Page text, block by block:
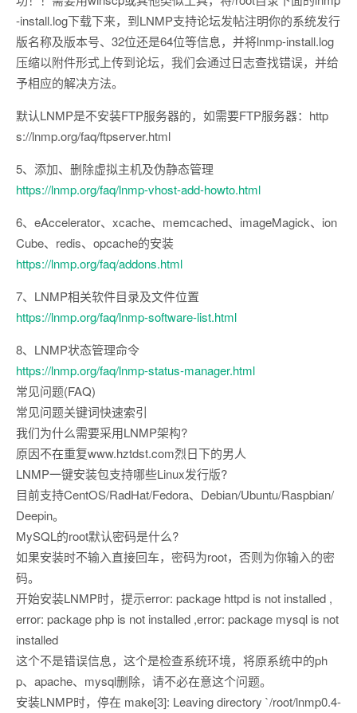
-install.log下载下来，到LNMP支持论坛发帖注明你的系统发行
版名称及版本号、32位还是64位等信息，并将lnmp-install.log
压缩以附件形式上传到论坛，我们会通过日志查找错误，并给
予相应的解决方法。
默认LNMP是不安装FTP服务器的，如需要FTP服务器：http
s://lnmp.org/faq/ftpserver.html
5、添加、删除虚拟主机及伪静态管理
https://lnmp.org/faq/lnmp-vhost-add-howto.html
6、eAccelerator、xcache、memcached、imageMagick、ion
Cube、redis、opcache的安装
https://lnmp.org/faq/addons.html
7、LNMP相关软件目录及文件位置
https://lnmp.org/faq/lnmp-software-list.html
8、LNMP状态管理命令
https://lnmp.org/faq/lnmp-status-manager.html
常见问题(FAQ)
常见问题关键词快速索引
我们为什么需要采用LNMP架构?
原因不在重复www.hztdst.com烈日下的男人
LNMP一键安装包支持哪些Linux发行版?
目前支持CentOS/RadHat/Fedora、Debian/Ubuntu/Raspbian/
Deepin。
MySQL的root默认密码是什么?
如果安装时不输入直接回车，密码为root，否则为你输入的密
码。
开始安装LNMP时，提示error: package httpd is not installed ,
error: package php is not installed ,error: package mysql is not
installed
这个不是错误信息，这个是检查系统环境，将原系统中的ph
p、apache、mysql删除，请不必在意这个问题。
安装LNMP时，停在 make[3]: Leaving directory `/root/lnmp0.4-